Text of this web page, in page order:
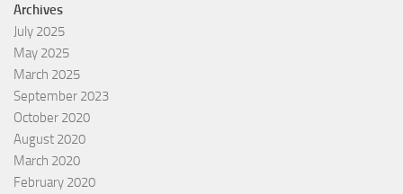
Archives
July 2025
May 2025
March 2025
September 2023
October 2020
August 2020
March 2020
February 2020